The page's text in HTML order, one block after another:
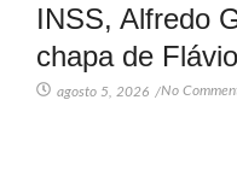
INSS, Alfredo
chapa de
agosto 5, 2026 /No